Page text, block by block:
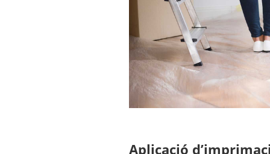
Aplicació